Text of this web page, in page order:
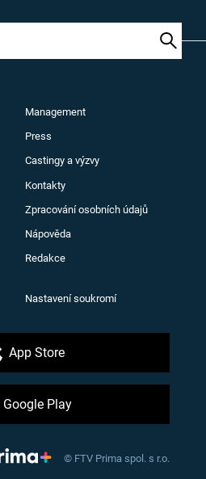
Management
Press
Castingy a výzvy
Kontakty
Zpracování osobních údajů
Nápověda
Redakce
Nastavení soukromí
App Store
Google Play
© FTV Prima spol. s r.o.